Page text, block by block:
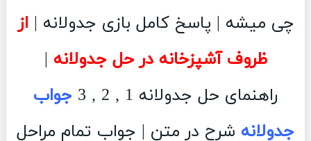
چی میشه | پاسخ کامل بازی جدولانه | از
ظروف آشپزخانه در حل جدولانه |
راهنمای حل جدولانه 1 , 2 , 3
جواب
جدولانه شرح در متن | جواب تمام مراحل